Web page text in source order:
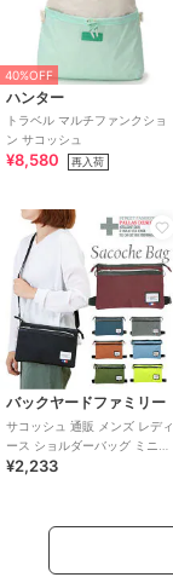
40%OFF
ハンター
トラベル マルチファンクショ
ン サコッシュ
¥8,580 再入荷
バックヤードファミリー
サコッシュ 通販 メンズ レディ
ース ショルダーバッグ ミニシ
ョルダー スマホポーチ ブラッ
¥2,233